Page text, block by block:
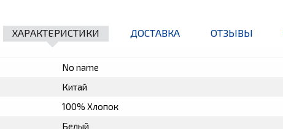
ХАРАКТЕРИСТИКИ ДОСТАВКА ОТЗЫВЫ
No name
Китай
100% Хлопок
Белый